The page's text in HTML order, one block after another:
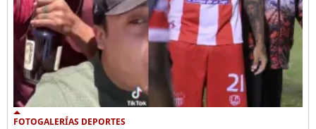
FOTOGALERÍAS DEPORTES